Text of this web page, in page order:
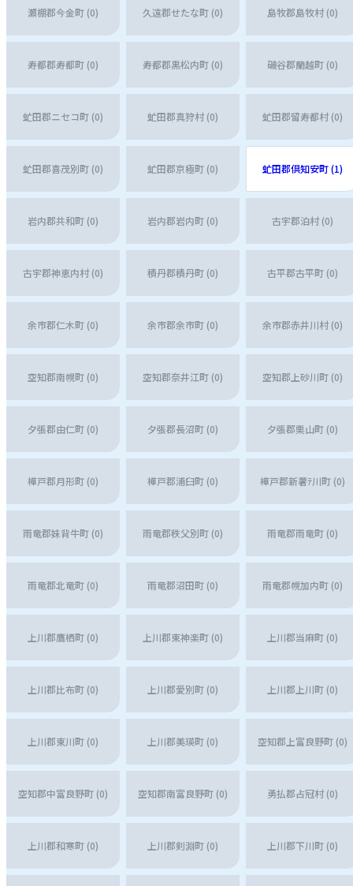
瀬棚郡今金町 (0) 久遠郡せたな町 (0) 島牧郡島牧村 (0)
寿都郡寿都町 (0) 寿都郡黒松内町 (0) 磯谷郡蘭越町 (0)
虻田郡ニセコ町 (0) 虻田郡真狩村 (0) 虻田郡留寿都村 (0)
虻田郡喜茂別町 (0) 虻田郡京極町 (0) 虻田郡倶知安町 (1)
岩内郡共和町 (0) 岩内郡岩内町 (0) 古宇郡泊村 (0)
古宇郡神恵内村 (0) 積丹郡積丹町 (0) 古平郡古平町 (0)
余市郡仁木町 (0) 余市郡余市町 (0) 余市郡赤井川村 (0)
空知郡南幌町 (0) 空知郡奈井江町 (0) 空知郡上砂川町 (0)
夕張郡由仁町 (0) 夕張郡長沼町 (0) 夕張郡栗山町 (0)
樺戸郡月形町 (0) 樺戸郡浦臼町 (0) 樺戸郡新薯ﾃ川町 (0)
雨竜郡妹背牛町 (0) 雨竜郡秩父別町 (0) 雨竜郡雨竜町 (0)
雨竜郡北竜町 (0) 雨竜郡沼田町 (0) 雨竜郡幌加内町 (0)
上川郡鷹栖町 (0) 上川郡東神楽町 (0) 上川郡当麻町 (0)
上川郡比布町 (0) 上川郡愛別町 (0) 上川郡上川町 (0)
上川郡東川町 (0) 上川郡美瑛町 (0) 空知郡上富良野町 (0)
空知郡中富良野町 (0) 空知郡南富良野町 (0) 勇払郡占冠村 (0)
上川郡和寒町 (0) 上川郡剣淵町 (0) 上川郡下川町 (0)